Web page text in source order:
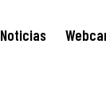
Noticias